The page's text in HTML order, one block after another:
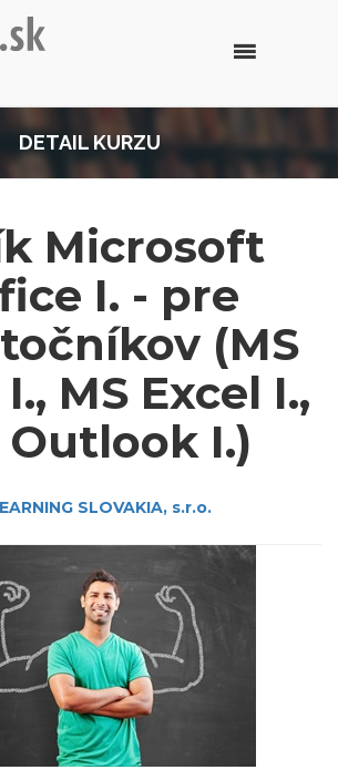
DETAIL KURZU
Microsoft
I. - pre
(MS
MS Excel I.,
Outlook I.)
SLOVAKIA, s.r.o.